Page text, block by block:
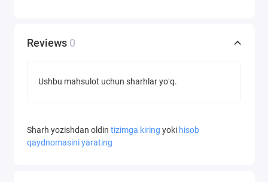
Reviews 0
Ushbu mahsulot uchun sharhlar yoʻq.
Sharh yozishdan oldin tizimga kiring yoki hisob
qaydnomasini yarating